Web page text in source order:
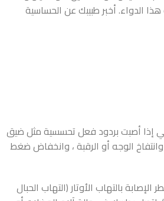
الدواء. أخبر طبيبك عن الحساسية
إذا أصبت بردود فعل تحسسية مثل ضيق
الوجه أو الرقبة ، وانخفاض ضغط
بالتهاب الأوتار (التهاب الحبال